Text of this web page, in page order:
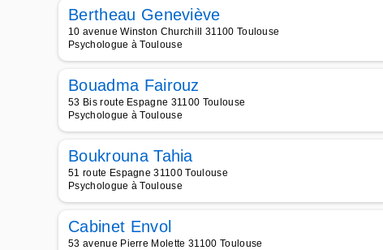
Bertheau Geneviève
10 avenue Winston Churchill 31100 Toulouse
Psychologue à Toulouse
Bouadma Fairouz
53 Bis route Espagne 31100 Toulouse
Psychologue à Toulouse
Boukrouna Tahia
51 route Espagne 31100 Toulouse
Psychologue à Toulouse
Cabinet Envol
53 avenue Pierre Molette 31100 Toulouse